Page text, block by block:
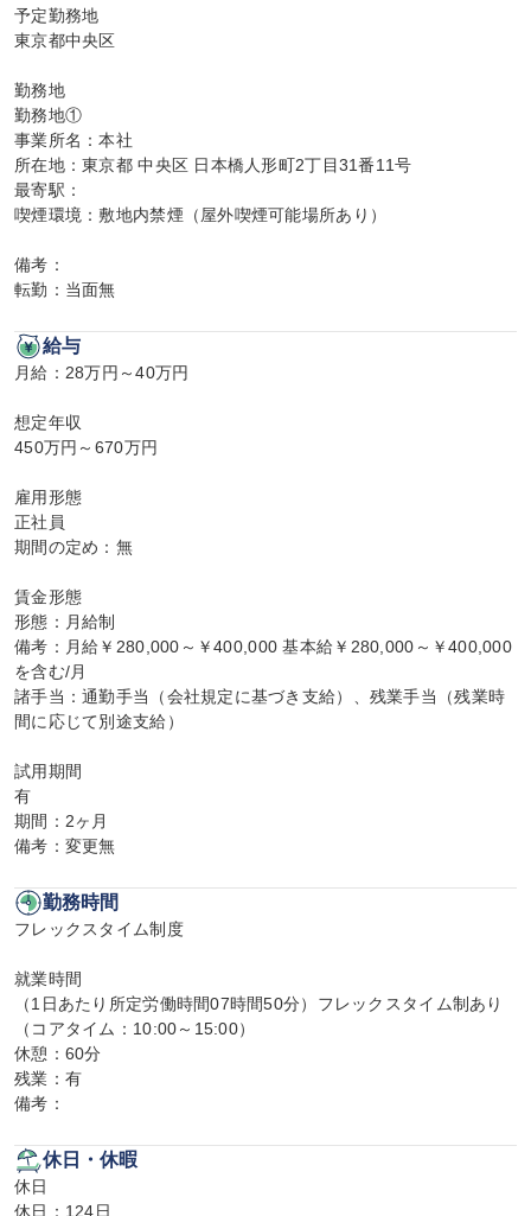
予定勤務地
東京都中央区
勤務地
勤務地①
事業所名：本社
所在地：東京都 中央区 日本橋人形町2丁目31番11号
最寄駅：
喫煙環境：敷地内禁煙（屋外喫煙可能場所あり）
備考：
転勤：当面無
給与
月給：28万円～40万円
想定年収
450万円～670万円
雇用形態
正社員
期間の定め：無
賃金形態
形態：月給制
備考：月給￥280,000～￥400,000 基本給￥280,000～￥400,000
を含む/月
諸手当：通勤手当（会社規定に基づき支給）、残業手当（残業時
間に応じて別途支給）
試用期間
有
期間：2ヶ月
備考：変更無
勤務時間
フレックスタイム制度
就業時間
（1日あたり所定労働時間07時間50分）フレックスタイム制あり
（コアタイム：10:00～15:00）
休憩：60分
残業：有
備考：
休日・休暇
休日
休日：124日